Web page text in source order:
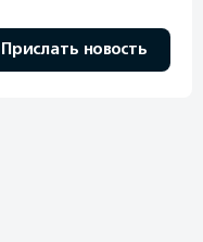
Прислать новость